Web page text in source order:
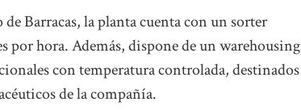
Barracas, la planta cuenta con un sorter
por hora. Además, dispone de un warehousing
con temperatura controlada,
de la compañía.